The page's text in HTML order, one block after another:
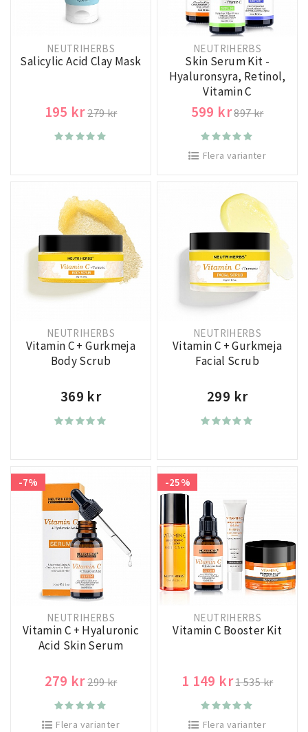
NEUTRIHERBS
Salicylic Acid Clay Mask
195 kr279 kr
NEUTRIHERBS
Skin Serum Kit -
Hyaluronsyra, Retinol,
Vitamin C
599 kr897 kr
Flera varianter
NEUTRIHERBS
Vitamin C + Gurkmeja
Body Scrub
369 kr
NEUTRIHERBS
Vitamin C + Gurkmeja
Facial Scrub
299 kr
-7%
NEUTRIHERBS
Vitamin C + Hyaluronic
Acid Skin Serum
279 kr299 kr
Flera varianter
-25%
NEUTRIHERBS
Vitamin C Booster Kit
1 149 kr1 535 kr
Flera varianter